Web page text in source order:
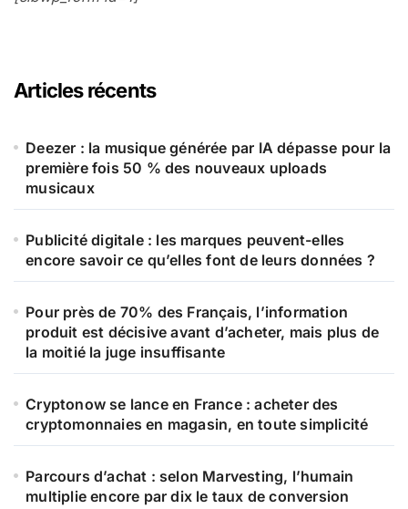
Articles récents
Deezer : la musique générée par IA dépasse pour la
première fois 50 % des nouveaux uploads
musicaux
Publicité digitale : les marques peuvent-elles
encore savoir ce qu’elles font de leurs données ?
Pour près de 70% des Français, l’information
produit est décisive avant d’acheter, mais plus de
la moitié la juge insuffisante
Cryptonow se lance en France : acheter des
cryptomonnaies en magasin, en toute simplicité
Parcours d’achat : selon Marvesting, l’humain
multiplie encore par dix le taux de conversion